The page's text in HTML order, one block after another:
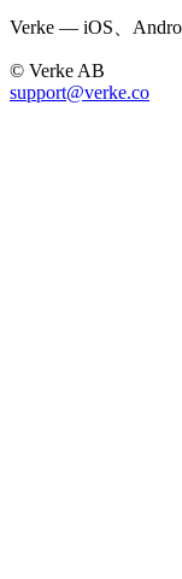
Verke — iOS、
© Verke AB
support@verke.co